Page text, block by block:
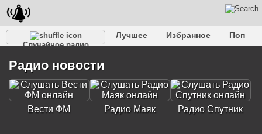
Случайное радио
Лучшее Избранное
Поп
Разговорное
Рэп
Джаз
Детское Классическое
Радио новости
Вести ФМ Радио Маяк Радио Спутник